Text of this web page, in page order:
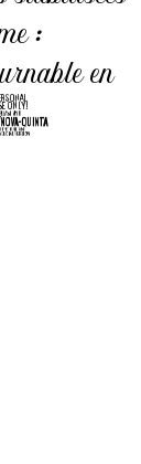
:
en